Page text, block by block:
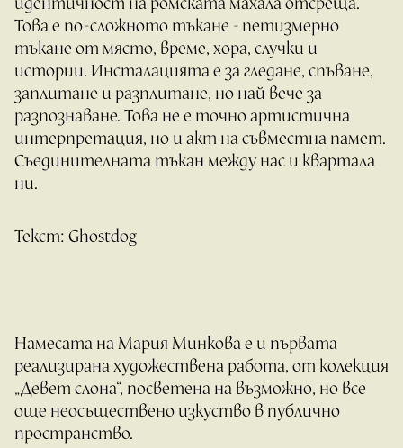
Това е по-сложното тъкане - петизмерно
тъкане от място, време, хора, случки и
истории. Инсталацията е за гледане, спъване,
заплитане и разплитане, но най вече за
разпознаване. Това не е точно артистична
интерпретация, но и акт на съвместна памет.
Съединителната тъкан между нас и квартала
ни.
Текст: Ghostdog
Намесата на Мария Минкова е и първата
реализирана художествена работа, от колекция
„Девет слона“, посветена на възможно, но все
още неосъществено изкуство в публично
пространство.